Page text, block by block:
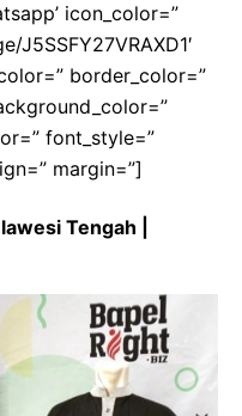
icon_color=”
J5SSFY27VRAXD1′
border_color=”
font_style=”
margin=”]
Tengah |